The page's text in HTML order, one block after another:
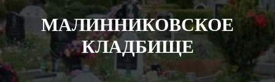
РАБОТЫ
КЛАДБИЩА
КОНТАКТЫ
ВИДЫ ГРАНИТА
МАЛИННИКОВСКОЕ
КЛАДБИЩЕ